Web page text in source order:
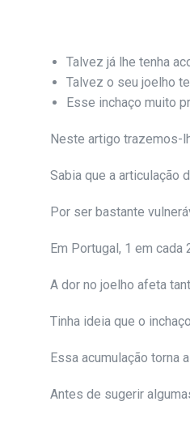
Talvez já lhe tenha
Talvez o seu joelho
Esse inchaço muito
Neste artigo trazemos-
Sabia que a articulação
Por ser bastante
Em Portugal, 1 em
A dor no joelho afeta
Tinha ideia que o
Essa acumulação torna
Antes de sugerir